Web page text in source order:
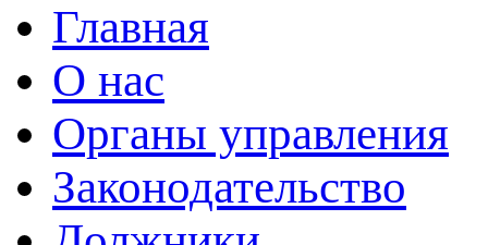
Главная
О нас
Органы управления
Законодательство